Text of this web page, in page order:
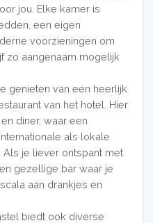
jou. Elke kamer is
een eigen
voorzieningen om
zo aangenaam mogelijk
genieten van een heerlijk
van het hotel. Hier
diner, waar een
als lokale
je liever ontspant met
gezellige bar waar je
aan drankjes en
biedt ook diverse